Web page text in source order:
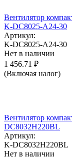
Вентилятор
K-DC8025-A24-30
Артикул:
K-DC8025-A24-30
Нет в наличии
1 456.71 ₽
(Включая налог)
Вентилятор
DC8032H220BL
Артикул:
K-DC8032H220BL
Нет в наличии